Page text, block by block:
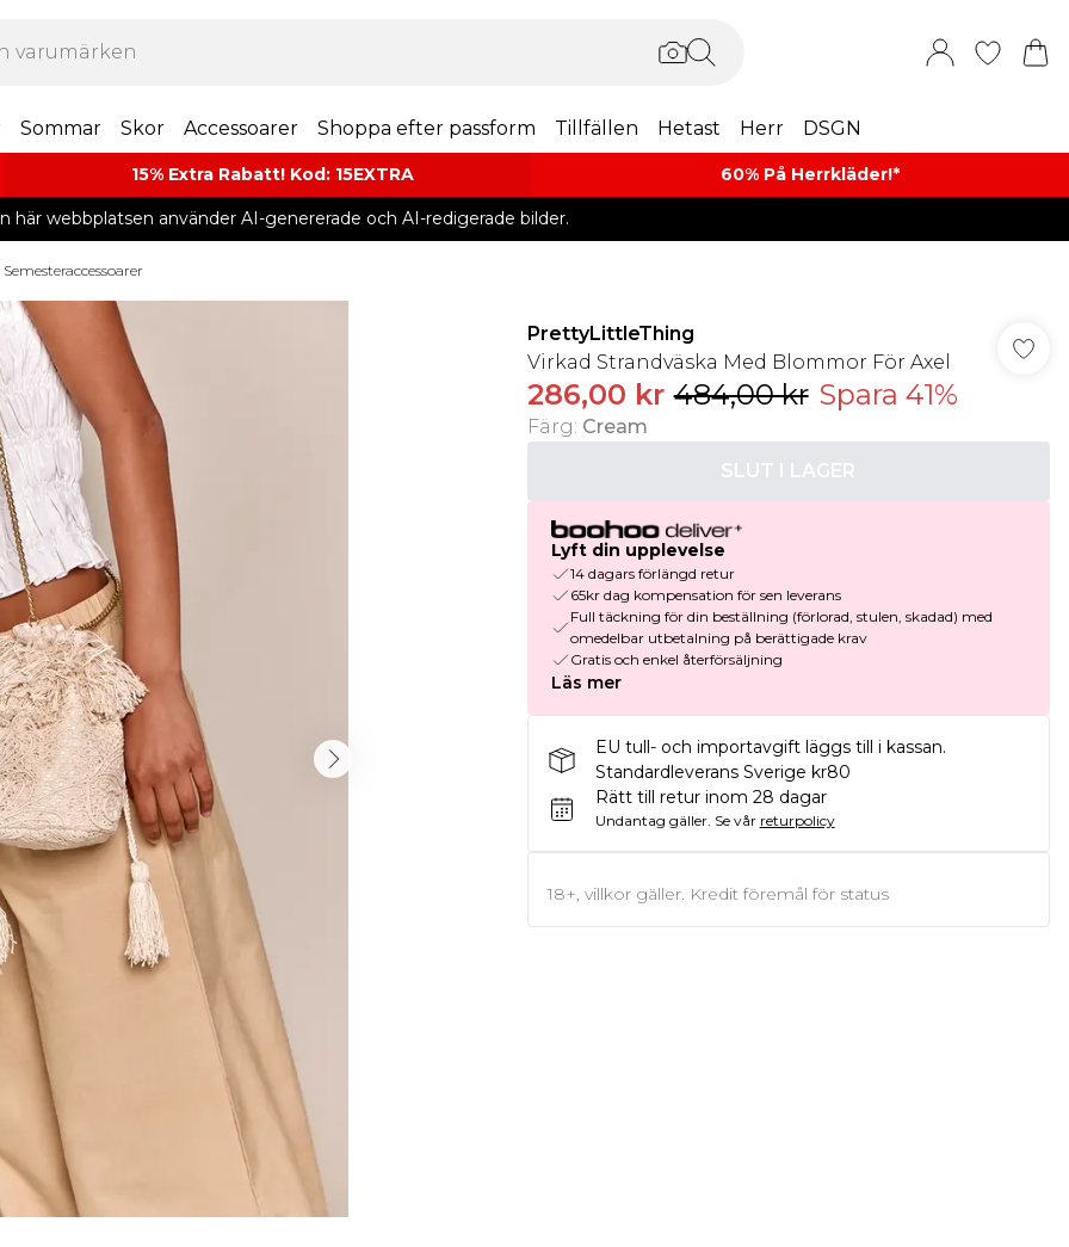
Sommar Skor Accessoarer Shoppa efter passform Tillfällen Hetast Herr DSGN
15% Extra Rabatt! Kod: 15EXTRA 60% På Herrkläder!*​
här webbplatsen använder AI-genererade och AI-redigerade bilder.
Semesteraccessoarer
PrettyLittleThing
Virkad Strandväska Med Blommor För Axel
286,00 kr 484,00 kr Spara 41%
Färg: Cream
SLUT I LAGER
Lyft din upplevelse
14 dagars förlängd retur
65kr dag kompensation för sen leverans
Full täckning för din beställning (förlorad, stulen, skadad) med
omedelbar utbetalning på berättigade krav
Gratis och enkel återförsäljning
Läs mer
EU tull- och importavgift läggs till i kassan.
Standardleverans Sverige kr80
Rätt till retur inom 28 dagar
Undantag gäller. Se vår returpolicy
18+, villkor gäller. Kredit föremål för status